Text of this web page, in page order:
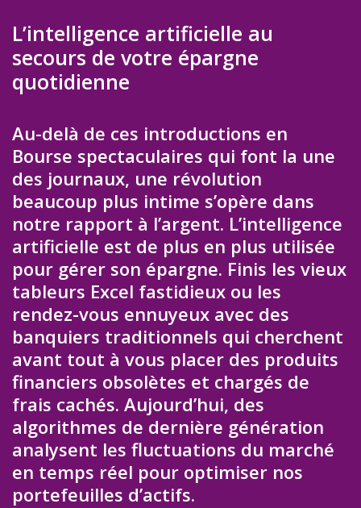
L’intelligence artificielle au
secours de votre épargne
quotidienne
Au-delà de ces introductions en
Bourse spectaculaires qui font la une
des journaux, une révolution
beaucoup plus intime s’opère dans
notre rapport à l’argent. L’intelligence
artificielle est de plus en plus utilisée
pour gérer son épargne. Finis les vieux
tableurs Excel fastidieux ou les
rendez-vous ennuyeux avec des
banquiers traditionnels qui cherchent
avant tout à vous placer des produits
financiers obsolètes et chargés de
frais cachés. Aujourd’hui, des
algorithmes de dernière génération
analysent les fluctuations du marché
en temps réel pour optimiser nos
portefeuilles d’actifs.